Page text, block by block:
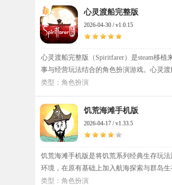
一点点的末日气氛，所以能够体验到一种很
来把孤帆远航2涌变暗潮手机版下载好直接
心灵渡船完整版
2026-04-30 / v1.0.15
心灵渡船完整版（Spiritfarer）是steam移植
事与经营玩法结合的角色扮演游戏。心灵渡
魂摆渡的设定构建出温和而富有深意的旅
索与互动之间形成独特节奏。玩家在心灵
建造并管理渡船，同时与不同角色展开交流
版借助多样任务与剧情分支，使每一次互
展。心灵渡船完整版通过手绘风格与音乐表
达，使玩家在航行过程中感受到更加细腻的
出富有感染力的体验结构。
类型：角色扮演
饥荒海滩手机版
2026-04-17 / v1.33.5
饥荒海滩手机版是将饥荒系列经典生存玩
环境，在原有基础上加入航海探索与群岛生
险游戏。饥荒海滩手机版最新版通过气候
类型：角色扮演